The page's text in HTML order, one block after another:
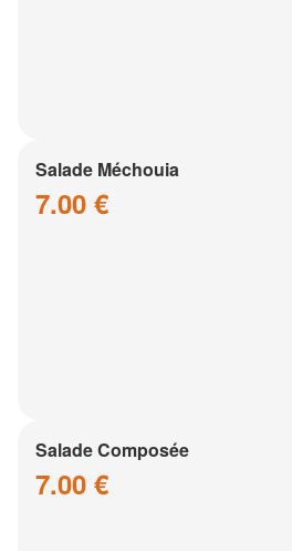
Salade Méchouia
7.00 €
Salade Composée
7.00 €